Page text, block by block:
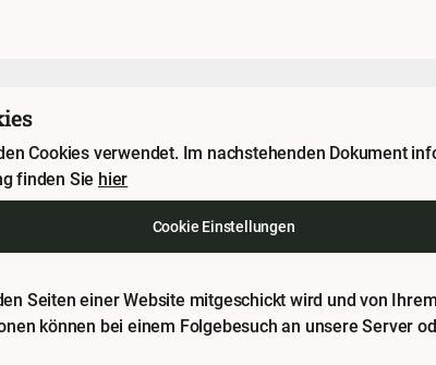
Cookies verwendet. Im nachstehenden Dokument
finden Sie hier
Cookie Einstellungen
Seiten einer Website mitgeschickt wird und von
können bei einem Folgebesuch an unsere Server